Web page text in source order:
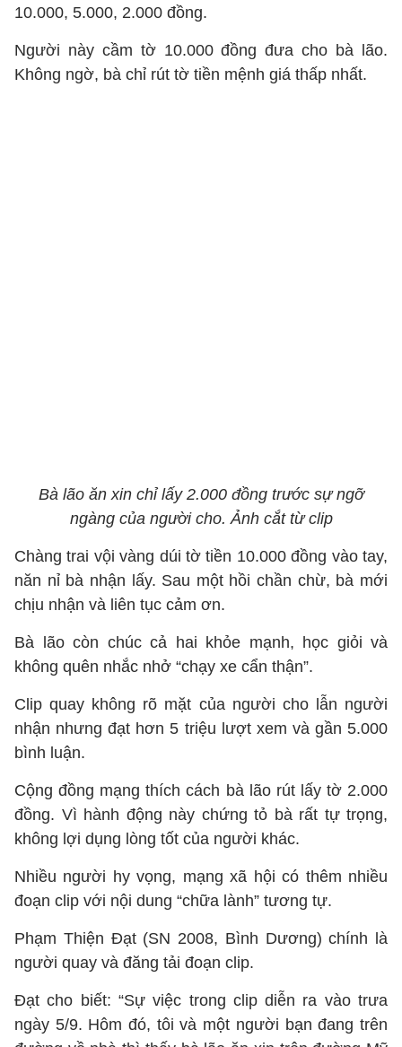
10.000, 5.000, 2.000 đồng.
Người này cầm tờ 10.000 đồng đưa cho bà lão.
Không ngờ, bà chỉ rút tờ tiền mệnh giá thấp nhất.
Bà lão ăn xin chỉ lấy 2.000 đồng trước sự ngỡ
ngàng của người cho. Ảnh cắt từ clip
Chàng trai vội vàng dúi tờ tiền 10.000 đồng vào tay,
năn nỉ bà nhận lấy. Sau một hồi chần chừ, bà mới
chịu nhận và liên tục cảm ơn.
Bà lão còn chúc cả hai khỏe mạnh, học giỏi và
không quên nhắc nhở “chạy xe cẩn thận”.
Clip quay không rõ mặt của người cho lẫn người
nhận nhưng đạt hơn 5 triệu lượt xem và gần 5.000
bình luận.
Cộng đồng mạng thích cách bà lão rút lấy tờ 2.000
đồng. Vì hành động này chứng tỏ bà rất tự trọng,
không lợi dụng lòng tốt của người khác.
Nhiều người hy vọng, mạng xã hội có thêm nhiều
đoạn clip với nội dung “chữa lành” tương tự.
Phạm Thiện Đạt (SN 2008, Bình Dương) chính là
người quay và đăng tải đoạn clip.
Đạt cho biết: “Sự việc trong clip diễn ra vào trưa
ngày 5/9. Hôm đó, tôi và một người bạn đang trên